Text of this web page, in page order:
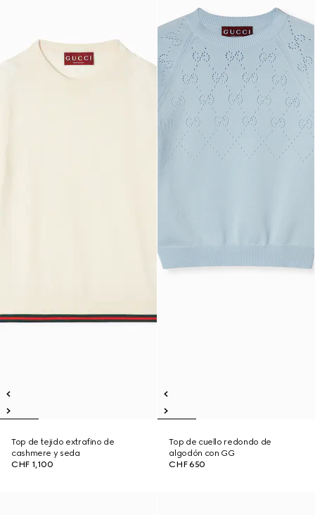
Top de tejido extrafino de
cashmere y seda
CHF 1,100
Top de cuello redondo de
algodón con GG
CHF 650